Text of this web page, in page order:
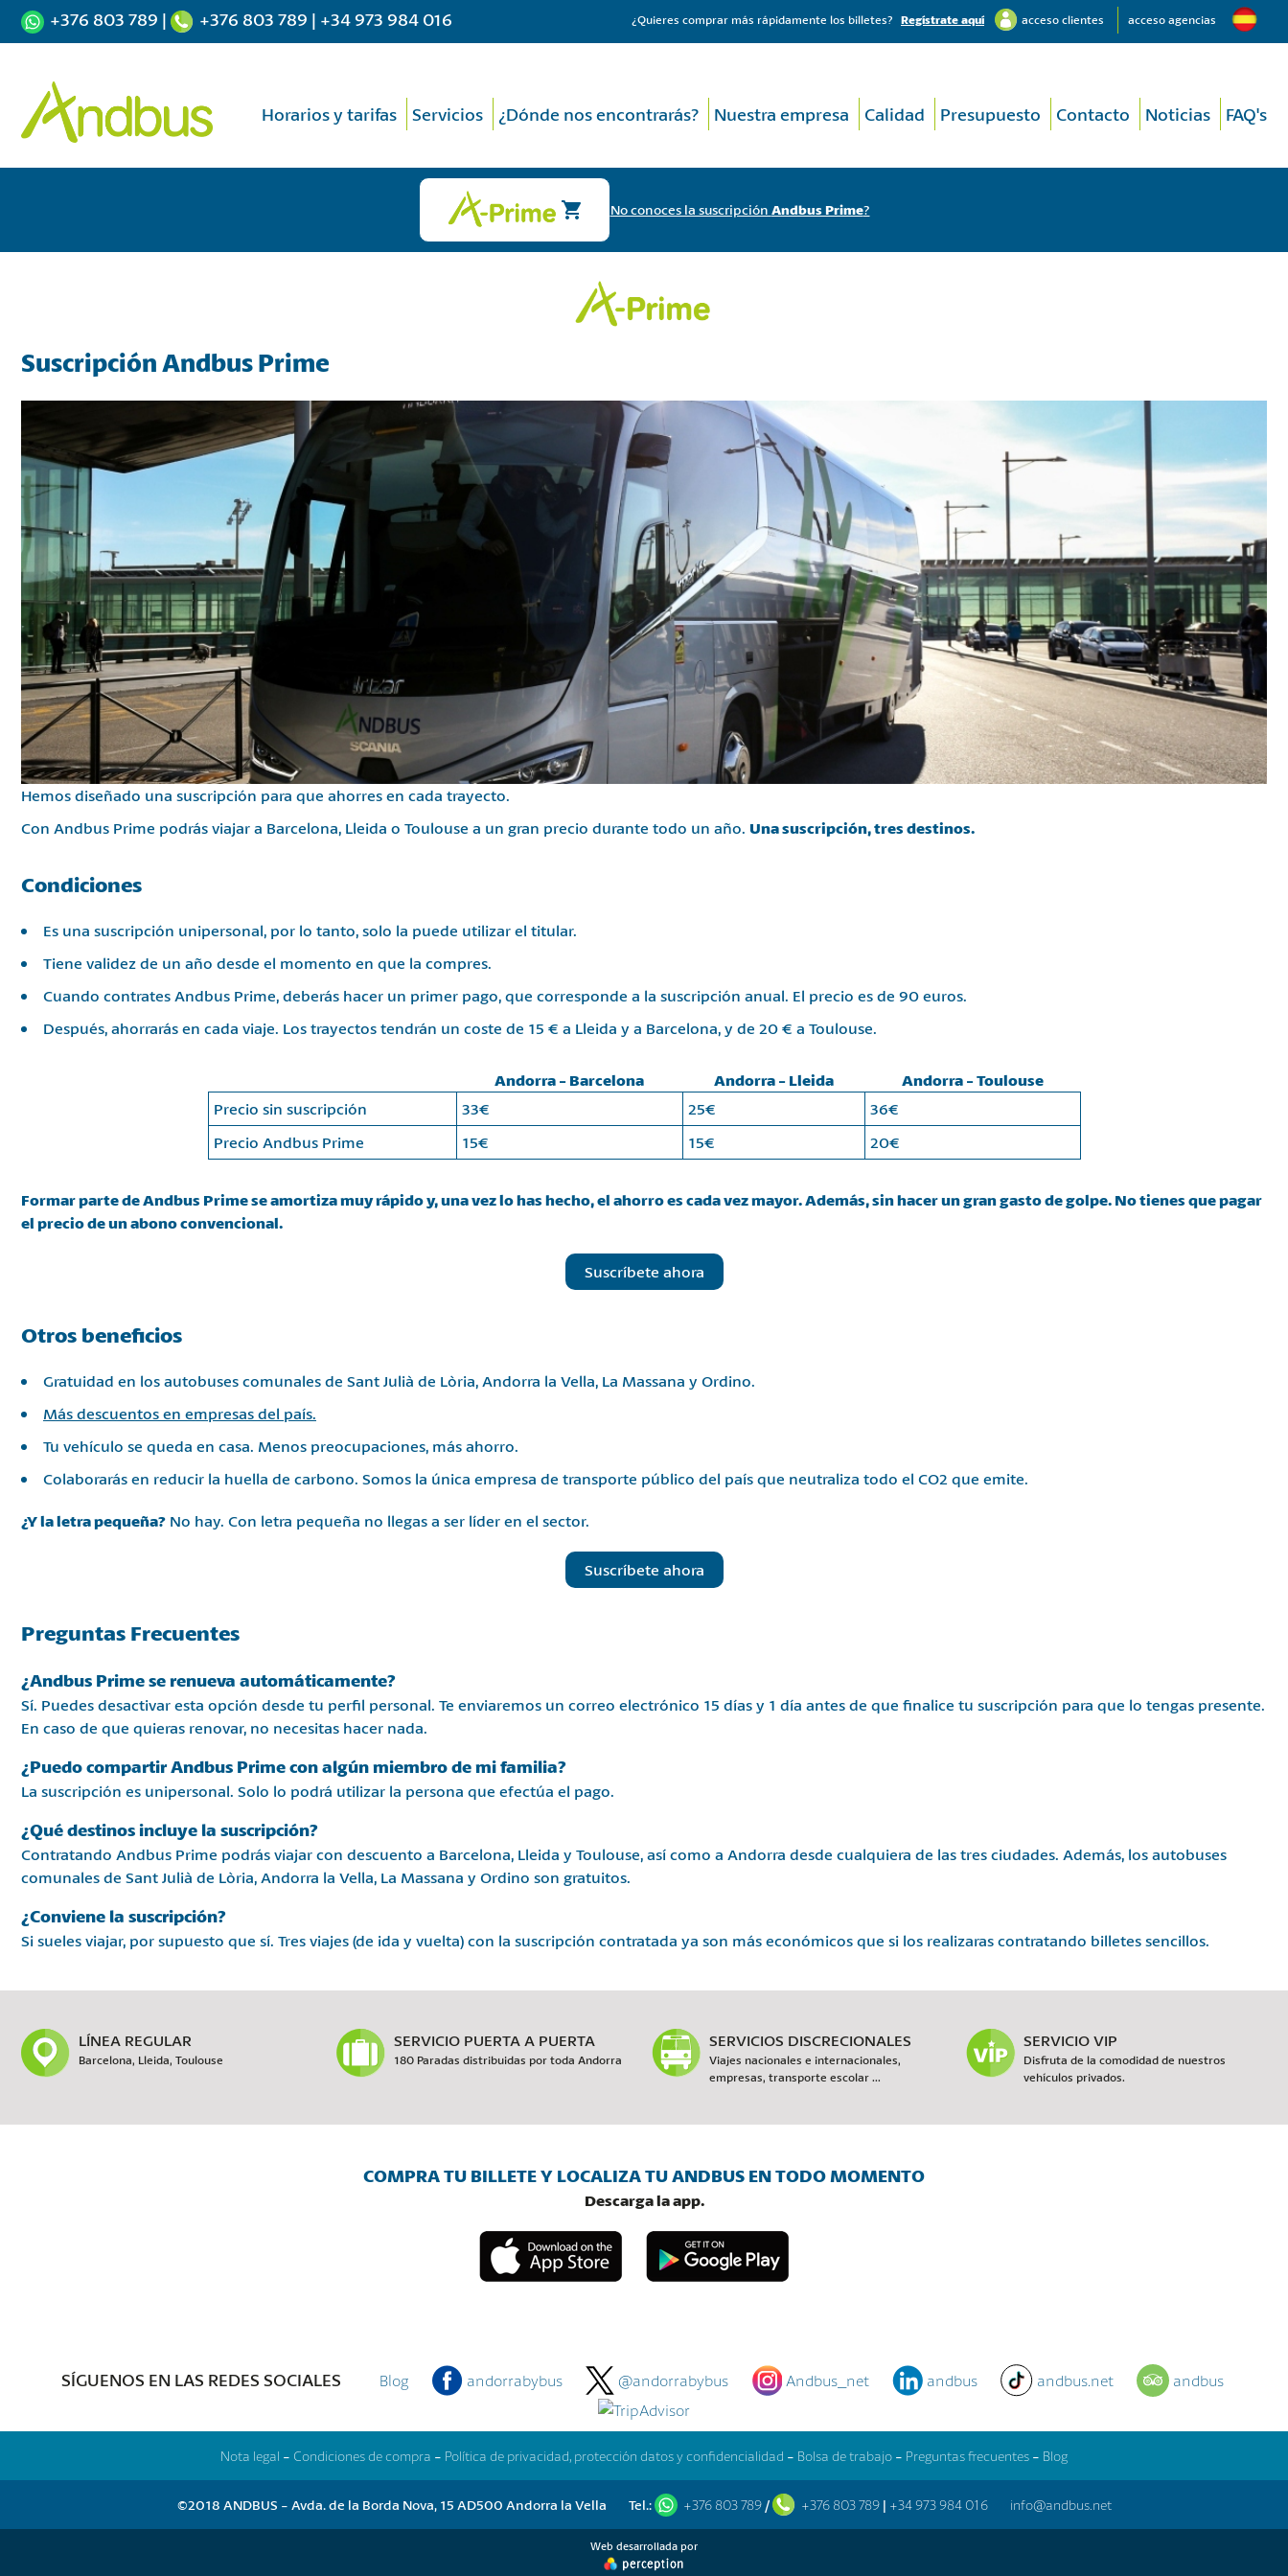
+376 803 789 | +376 803 789 | +34 973 984 016 ¿Quieres comprar más rápidamente los billetes? Regístrate aquí acceso clientes acceso agencias
Horarios y tarifas Servicios ¿Dónde nos encontrarás? Nuestra empresa Calidad Presupuesto Contacto Noticias FAQ's
No conoces la suscripción Andbus Prime?
Suscripción Andbus Prime
Hemos diseñado una suscripción para que ahorres en cada trayecto.
Con Andbus Prime podrás viajar a Barcelona, Lleida o Toulouse a un gran precio durante todo un año. Una suscripción, tres destinos.
Condiciones
Es una suscripción unipersonal, por lo tanto, solo la puede utilizar el titular.
Tiene validez de un año desde el momento en que la compres.
Cuando contrates Andbus Prime, deberás hacer un primer pago, que corresponde a la suscripción anual. El precio es de 90 euros.
Después, ahorrarás en cada viaje. Los trayectos tendrán un coste de 15 € a Lleida y a Barcelona, y de 20 € a Toulouse.
Andorra - Barcelona Andorra - Lleida
Andorra - Toulouse
Precio sin suscripción
33€ 25€
36€
Precio Andbus Prime
15€ 15€ 20€
Formar parte de Andbus Prime se amortiza muy rápido y, una vez lo has hecho, el ahorro es cada vez mayor. Además, sin hacer un gran gasto de golpe. No tienes que pagar
el precio de un abono convencional.
Suscríbete ahora
Otros beneficios
Gratuidad en los autobuses comunales de Sant Julià de Lòria, Andorra la Vella, La Massana y Ordino.
Más descuentos en empresas del país.
Tu vehículo se queda en casa. Menos preocupaciones, más ahorro.
Colaborarás en reducir la huella de carbono. Somos la única empresa de transporte público del país que neutraliza todo el CO2 que emite.
¿Y la letra pequeña? No hay. Con letra pequeña no llegas a ser líder en el sector.
Suscríbete ahora
Preguntas Frecuentes
¿Andbus Prime se renueva automáticamente?
Sí. Puedes desactivar esta opción desde tu perfil personal. Te enviaremos un correo electrónico 15 días y 1 día antes de que finalice tu suscripción para que lo tengas presente.
En caso de que quieras renovar, no necesitas hacer nada.
¿Puedo compartir Andbus Prime con algún miembro de mi familia?
La suscripción es unipersonal. Solo lo podrá utilizar la persona que efectúa el pago.
¿Qué destinos incluye la suscripción?
Contratando Andbus Prime podrás viajar con descuento a Barcelona, Lleida y Toulouse, así como a Andorra desde cualquiera de las tres ciudades. Además, los autobuses
comunales de Sant Julià de Lòria, Andorra la Vella, La Massana y Ordino son gratuitos.
¿Conviene la suscripción?
Si sueles viajar, por supuesto que sí. Tres viajes (de ida y vuelta) con la suscripción contratada ya son más económicos que si los realizaras contratando billetes sencillos.
LÍNEA REGULAR
Barcelona, Lleida, Toulouse
SERVICIO PUERTA A PUERTA
180 Paradas distribuidas por toda Andorra
SERVICIOS DISCRECIONALES
Viajes nacionales e internacionales,
empresas, transporte escolar ...
SERVICIO VIP
Disfruta de la comodidad de nuestros
vehículos privados.
COMPRA TU BILLETE Y LOCALIZA TU ANDBUS EN TODO MOMENTO
Descarga la app.
SÍGUENOS EN LAS REDES SOCIALES Blog andorrabybus @andorrabybus Andbus_net andbus andbus.net andbus
Nota legal - Condiciones de compra - Política de privacidad, protección datos y confidencialidad - Bolsa de trabajo - Preguntas frecuentes - Blog
©2018 ANDBUS - Avda. de la Borda Nova, 15 AD500 Andorra la Vella Tel.: +376 803 789/ +376 803 789| +34 973 984 016 info@andbus.net
Web desarrollada por